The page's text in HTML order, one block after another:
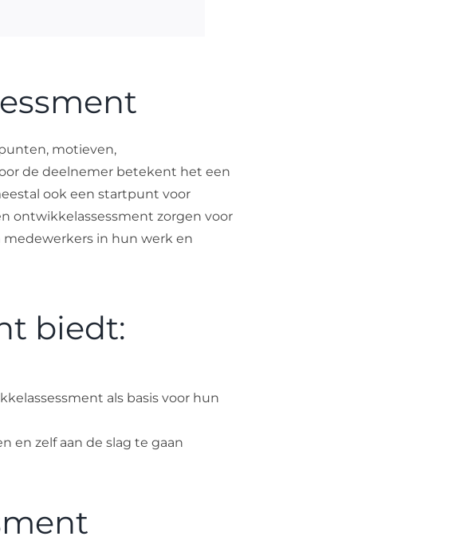
motieven,
de deelnemer betekent het een
ook een startpunt voor
ontwikkelassessment zorgen voor
in hun werk en
biedt:
als basis voor hun
en zelf aan de slag te gaan